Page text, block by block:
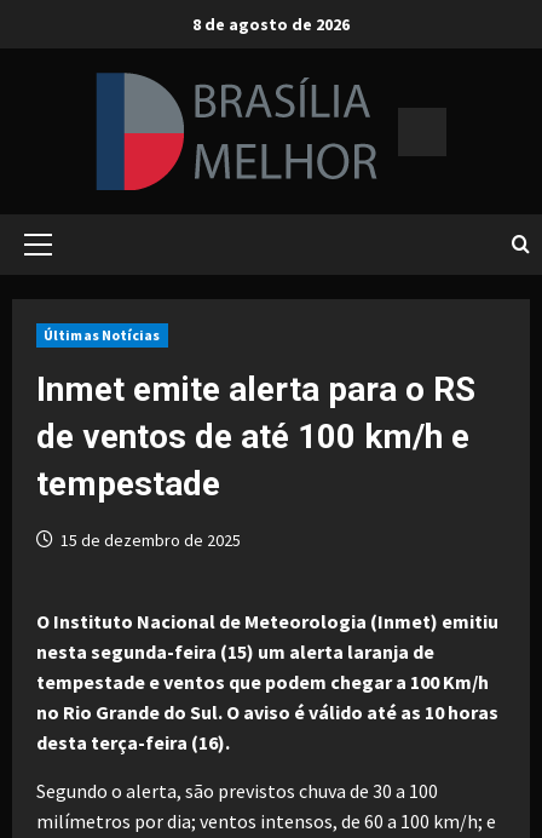
8 de agosto de 2026
Primary
Últimas Notícias
Inmet emite alerta para o RS
de ventos de até 100 km/h e
tempestade
15 de dezembro de 2025
O Instituto Nacional de Meteorologia (Inmet) emitiu
nesta segunda-feira (15) um alerta laranja de
tempestade e ventos que podem chegar a 100 Km/h
no Rio Grande do Sul. O aviso é válido até as 10 horas
desta terça-feira (16).
Segundo o alerta, são previstos chuva de 30 a 100
milímetros por dia; ventos intensos, de 60 a 100 km/h; e